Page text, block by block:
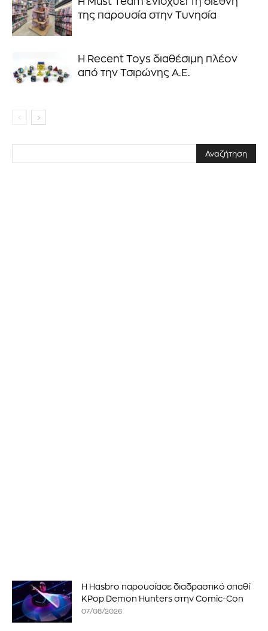
Διάβασα και αποδέχομαι την Πολιτική Απορρήτου.
της παρουσία στην Τυνησία
Η Recent Toys διαθέσιμη πλέον
από την Τσιρώνης Α.Ε.
Η Hasbro παρουσίασε διαδραστικό σπαθί
KPop Demon Hunters στην Comic-Con
07/08/2026